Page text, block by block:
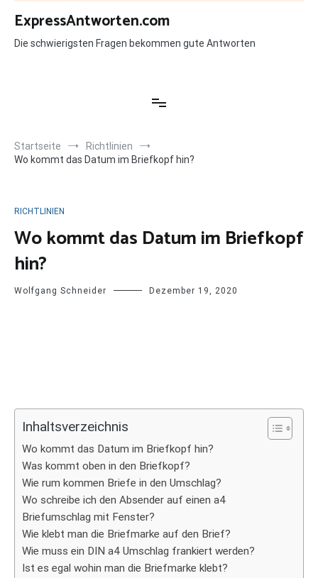
Zum
Inhalt
springen
ExpressAntworten.com
Die schwierigsten Fragen bekommen gute Antworten
Startseite
Richtlinien
Wo kommt das Datum im Briefkopf hin?
RICHTLINIEN
Wo kommt das Datum im Briefkopf
hin?
Wolfgang Schneider Dezember 19, 2020
Inhaltsverzeichnis
Wo kommt das Datum im Briefkopf hin?
Was kommt oben in den Briefkopf?
Wie rum kommen Briefe in den Umschlag?
Wo schreibe ich den Absender auf einen a4
Briefumschlag mit Fenster?
Wie klebt man die Briefmarke auf den Brief?
Wie muss ein DIN a4 Umschlag frankiert werden?
Ist es egal wohin man die Briefmarke klebt?